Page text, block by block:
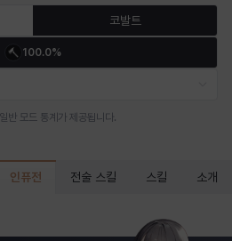
어 비앙카 비형 샬럿
코발트
100.0%
반 모드 통계가 제공됩니다.
인퓨전 전술 스킬 스킬 소개